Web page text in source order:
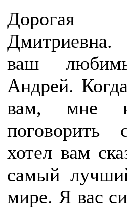
ваш
Андрей.
вам, мне
хотел вам
самый
мире. Я вас